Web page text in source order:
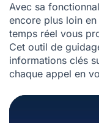
Avec sa
encore plus loin
temps réel vous
Cet outil de
informations clés
chaque appel en